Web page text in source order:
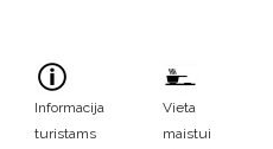
Informacija
turistams
Vieta
maistui